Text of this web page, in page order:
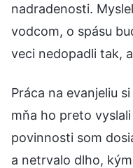
nadradenosti.
vodcom, o spásu
veci nedopadli tak,
Práca na evanjeliu
mňa ho preto
povinnosti som
a netrvalo dlho,